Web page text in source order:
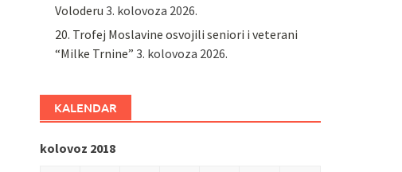
Voloderu 3. kolovoza 2026.
20. Trofej Moslavine osvojili seniori i veterani
“Milke Trnine” 3. kolovoza 2026.
KALENDAR
kolovoz 2018